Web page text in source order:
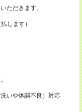
ただきます。
します）
いや体調不良）対応